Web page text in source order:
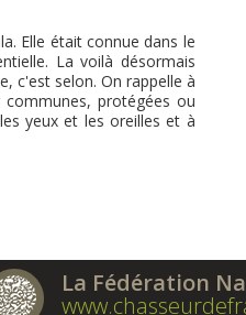
Elle était connue dans le
La voilà désormais
c'est selon. On rappelle à
protégées ou
yeux et les oreilles et à
La Fédération